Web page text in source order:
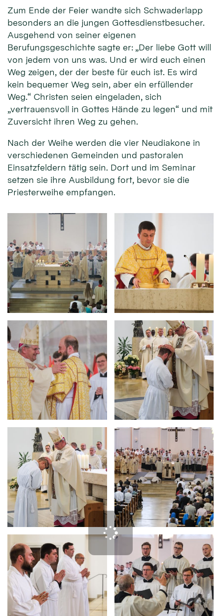
Zum Ende der Feier wandte sich Schwaderlapp
besonders an die jungen Gottesdienstbesucher.
Ausgehend von seiner eigenen
Berufungsgeschichte sagte er: „Der liebe Gott will
von jedem von uns was. Und er wird euch einen
Weg zeigen, der der beste für euch ist. Es wird
kein bequemer Weg sein, aber ein erfüllender
Weg.“ Christen seien eingeladen, sich
„vertrauensvoll in Gottes Hände zu legen“ und mit
Zuversicht ihren Weg zu gehen.
Nach der Weihe werden die vier Neudiakone in
verschiedenen Gemeinden und pastoralen
Einsatzfeldern tätig sein. Dort und im Seminar
setzen sie ihre Ausbildung fort, bevor sie die
Priesterweihe empfangen.